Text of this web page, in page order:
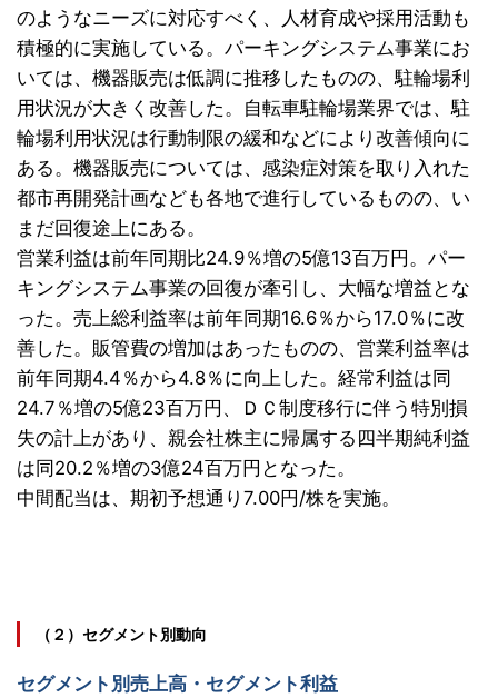
のようなニーズに対応すべく、人材育成や採用活動も
積極的に実施している。パーキングシステム事業にお
いては、機器販売は低調に推移したものの、駐輪場利
用状況が大きく改善した。自転車駐輪場業界では、駐
輪場利用状況は行動制限の緩和などにより改善傾向に
ある。機器販売については、感染症対策を取り入れた
都市再開発計画なども各地で進行しているものの、い
まだ回復途上にある。
営業利益は前年同期比24.9％増の5億13百万円。パー
キングシステム事業の回復が牽引し、大幅な増益とな
った。売上総利益率は前年同期16.6％から17.0％に改
善した。販管費の増加はあったものの、営業利益率は
前年同期4.4％から4.8％に向上した。経常利益は同
24.7％増の5億23百万円、ＤＣ制度移行に伴う特別損
失の計上があり、親会社株主に帰属する四半期純利益
は同20.2％増の3億24百万円となった。
中間配当は、期初予想通り7.00円/株を実施。
（２）セグメント別動向
セグメント別売上高・セグメント利益